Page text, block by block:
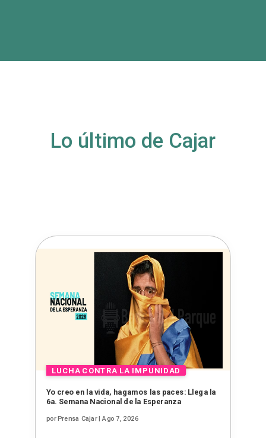
Lo último de Cajar
Yo creo en la vida, hagamos las paces: Llega la
6a. Semana Nacional de la Esperanza
porPrensa Cajar| Ago 7, 2026